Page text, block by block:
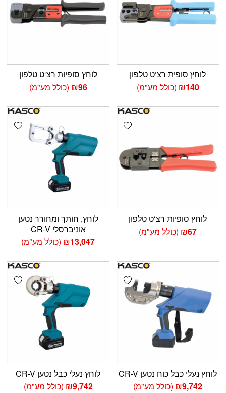
לוחץ סופית רצ‘ט טלפון
₪140 (כולל מע"מ)
לוחץ סופיות רצ‘ט טלפון
₪96 (כולל מע"מ)
Add wishlist
לוחץ סופיות רצ‘ט טלפון
₪67 (כולל מע"מ)
לוחץ, חותך ומחורר נטען
אוניברסלי CR-V
₪13,047 (כולל מע"מ)
Add wishlist
לוחץ נעלי כבל כוח נטען CR-V
₪9,742 (כולל מע"מ)
לוחץ נעלי כבל נטען CR-V
₪9,742 (כולל מע"מ)